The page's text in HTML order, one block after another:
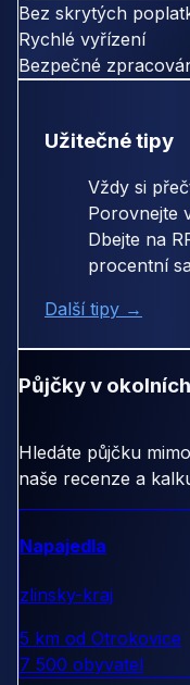
Bez skrytých
Rychlé vyřízení
Bezpečné
Užitečné tipy
Vždy si
Porovnejte
Dbejte na
procentní
Další tipy →
Půjčky v
Hledáte půjčku
naše recenze a
Napajedla
zlinsky-kraj
5 km od Otrokovice
7 500 obyvatel